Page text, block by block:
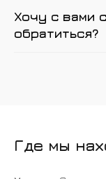
Хочу с вами
обратиться?
Где мы